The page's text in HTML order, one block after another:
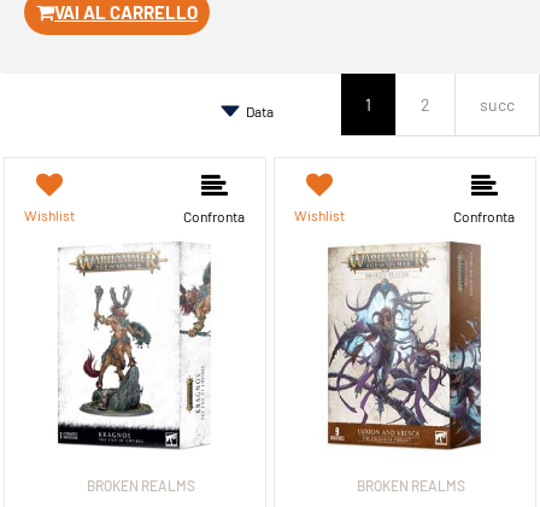
VAI AL CARRELLO
1 2 succ
Wishlist Confronta
BROKEN REALMS
Wishlist Confronta
BROKEN REALMS